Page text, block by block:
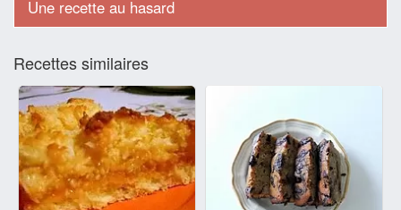
Une recette au hasard
Recettes similaires